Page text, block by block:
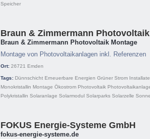
Speicher
Braun & Zimmermann
Braun & Zimmermann Photovoltaik Montage
Montage von Photovoltaikanlagen inkl. Referenzen
Ort: 26721 Emden
Tags: Dünnschicht Erneuerbare Energien Grüner Strom
Monokristallin Montage Ökostrom Photovoltaik
Polykristallin Solaranlage Solarmodul Solarparks Solarzelle
FOKUS Energie-Systeme GmbH
fokus-energie-systeme.de